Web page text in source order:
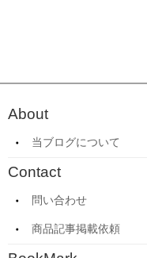
About
当ブログについて
Contact
問い合わせ
商品記事掲載依頼